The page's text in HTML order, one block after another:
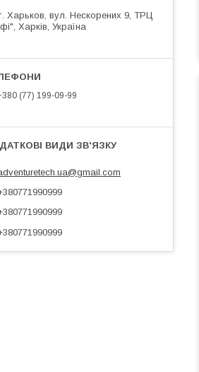
Харьков, вул. Нескорених 9, ТРЦ
Харків, Україна
(77) 199-09-99